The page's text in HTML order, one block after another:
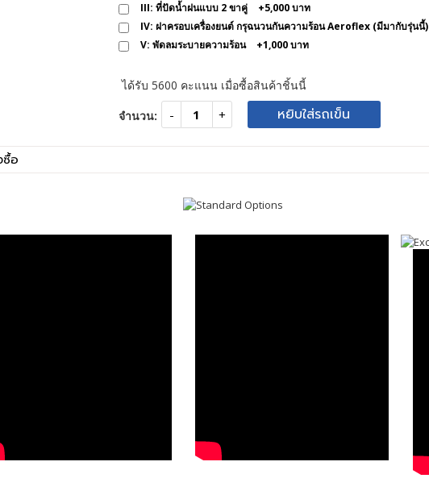
III: ที่ปัดน้ำฝนแบบ 2 ขาคู่
+5,000 บาท
IV: ฝาครอบเครื่องยนต์ กรุฉนวนกันความร้อน Aeroflex (มีมากับรุ่นนี้)
V: พัดลมระบายความร้อน
+1,000 บาท
ได้รับ 5600 คะแนน เมื่อซื้อสินค้าชิ้นนี้
จำนวน:
หยิบใส่รถเข็น
ซื้อ